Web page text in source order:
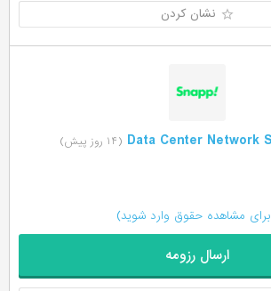
نشان کردن
Data Center Network (۱۴ روز پیش)
مشاهده حقوق وارد شوید)
ارسال رزومه